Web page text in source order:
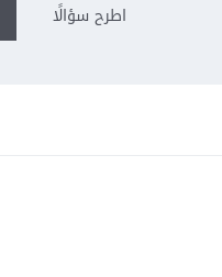
اطرح سؤالًا